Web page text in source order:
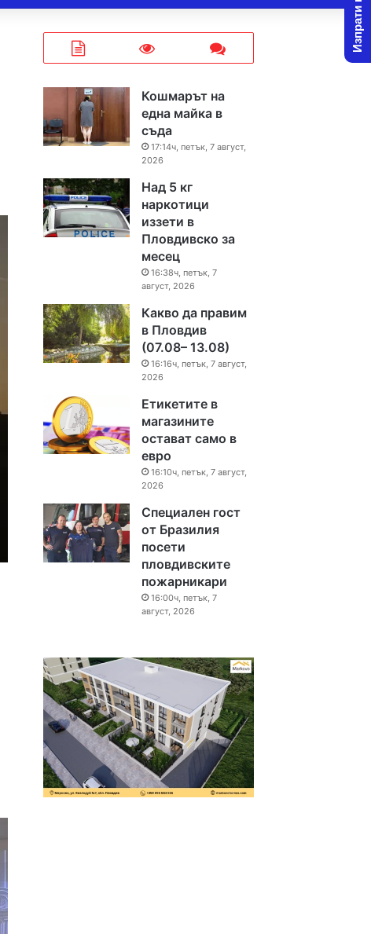
Кошмарът на
една майка в
съда
17:14ч, петък, 7 август,
2026
Над 5 кг
наркотици
иззети в
Пловдивско за
месец
16:38ч, петък, 7
август, 2026
Какво да правим
в Пловдив
(07.08– 13.08)
16:16ч, петък, 7 август,
2026
Етикетите в
магазините
остават само в
евро
16:10ч, петък, 7 август,
2026
Специален гост
от Бразилия
посети
пловдивските
пожарникари
16:00ч, петък, 7
август, 2026